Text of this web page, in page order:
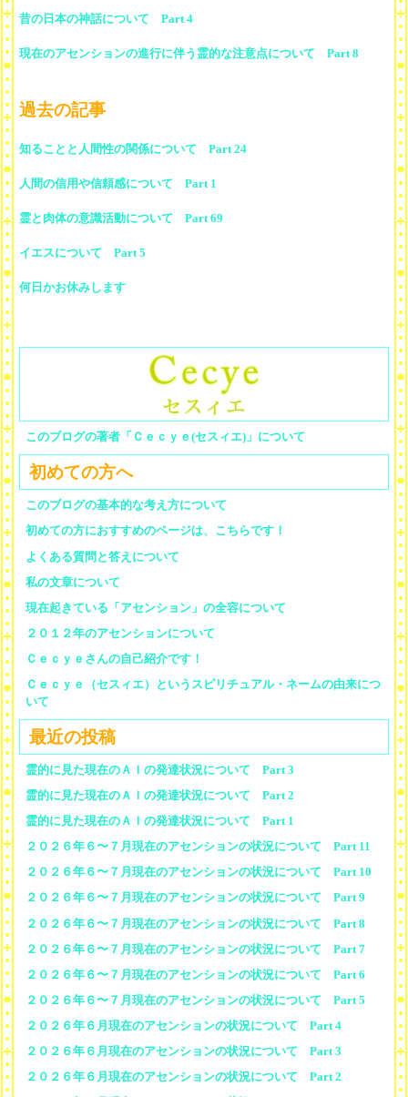
昔の日本の神話について Part 4
現在のアセンションの進行に伴う霊的な注意点について Part 8
過去の記事
知ることと人間性の関係について Part 24
人間の信用や信頼感について Part 1
霊と肉体の意識活動について Part 69
イエスについて Part 5
何日かお休みします
このブログの著者「Ｃｅｃｙｅ(セスィエ)」について
初めての方へ
このブログの基本的な考え方について
初めての方におすすめのページは、こちらです！
よくある質問と答えについて
私の文章について
現在起きている「アセンション」の全容について
２０１２年のアセンションについて
Ｃｅｃｙｅさんの自己紹介です！
Ｃｅｃｙｅ（セスィエ）というスピリチュアル・ネームの由来につ
いて
最近の投稿
霊的に見た現在のＡＩの発達状況について Part 3
霊的に見た現在のＡＩの発達状況について Part 2
霊的に見た現在のＡＩの発達状況について Part 1
２０２６年６〜７月現在のアセンションの状況について Part 11
２０２６年６〜７月現在のアセンションの状況について Part 10
２０２６年６〜７月現在のアセンションの状況について Part 9
２０２６年６〜７月現在のアセンションの状況について Part 8
２０２６年６〜７月現在のアセンションの状況について Part 7
２０２６年６〜７月現在のアセンションの状況について Part 6
２０２６年６〜７月現在のアセンションの状況について Part 5
２０２６年６月現在のアセンションの状況について Part 4
２０２６年６月現在のアセンションの状況について Part 3
２０２６年６月現在のアセンションの状況について Part 2